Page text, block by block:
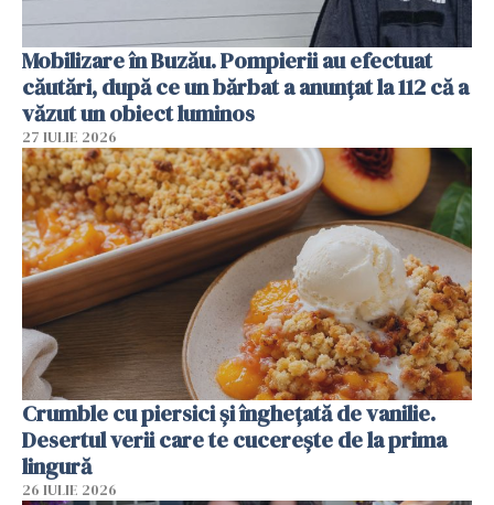
Mobilizare în Buzău. Pompierii au efectuat
căutări, după ce un bărbat a anunțat la 112 că a
văzut un obiect luminos
27 IULIE 2026
Crumble cu piersici și înghețată de vanilie.
Desertul verii care te cucerește de la prima
lingură
26 IULIE 2026